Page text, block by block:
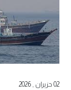
02 حزيران , 2026